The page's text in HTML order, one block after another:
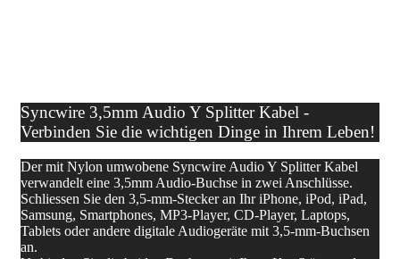
Syncwire 3,5mm Audio Y Splitter Kabel -
Verbinden Sie die wichtigen Dinge in Ihrem Leben!
Der mit Nylon umwobene Syncwire Audio Y Splitter Kabel
verwandelt eine 3,5mm Audio-Buchse in zwei Anschlüsse.
Schliessen Sie den 3,5-mm-Stecker an Ihr iPhone, iPod, iPad,
Samsung, Smartphones, MP3-Player, CD-Player, Laptops,
Tablets oder andere digitale Audiogeräte mit 3,5-mm-Buchsen
an.